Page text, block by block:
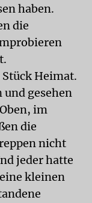
haben.
die
Stück Heimat.
und gesehen
im
die
nicht
jeder hatte
kleinen